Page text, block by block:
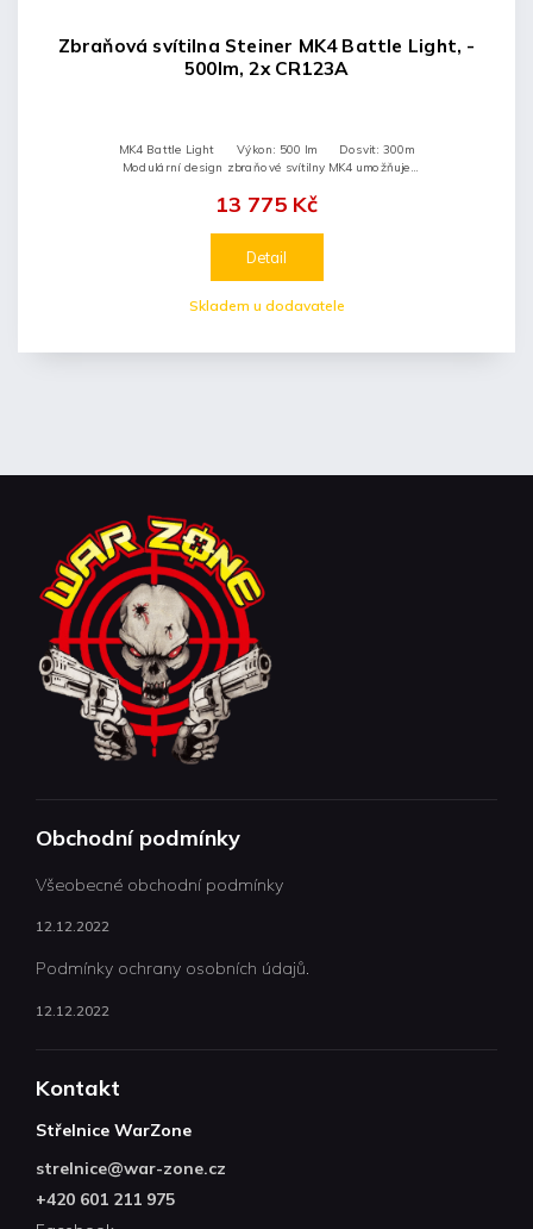
Zbraňová svítilna Steiner MK4 Battle Light, -
500lm, 2x CR123A
Skladem u dodavatele
13 775 Kč
Detail
MK4 Battle Light Výkon: 500 lm Dosvit: 300m
Modulární design zbraňové svítilny MK4 umožňuje
Obchodní podmínky
Všeobecné obchodní podmínky
12.12.2022
Podmínky ochrany osobních údajů.
12.12.2022
Kontakt
Střelnice WarZone
strelnice@war-zone.cz
+420 601 211 975